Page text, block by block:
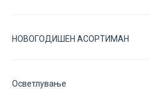
НОВОГОДИШЕН АСОРТИМАН
Осветлување